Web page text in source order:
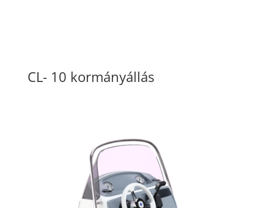
CL- 10 kormányállás